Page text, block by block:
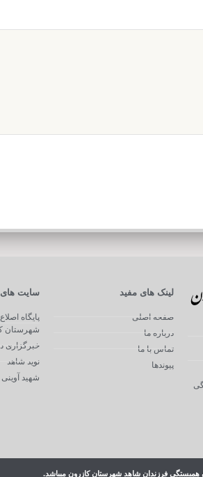
لینک های مفید
صفحه اصلی
درباره ما
تماس با ما
پیوندها
سایت
پایگاه
شهرستان
خبرگزاری
نوید شاهد
شهید آوینی
فرزندان شاهد شهرستان کازرون میباشد.